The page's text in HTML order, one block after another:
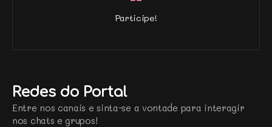
Participe!
Redes do Portal
Entre nos canais e sinta-se a vontade para interagir
nos chats e grupos!